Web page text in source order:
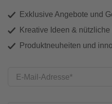
Exklusive Angebote und
Kreative Ideen &
Produktneuheiten und
E-Mail-Adresse